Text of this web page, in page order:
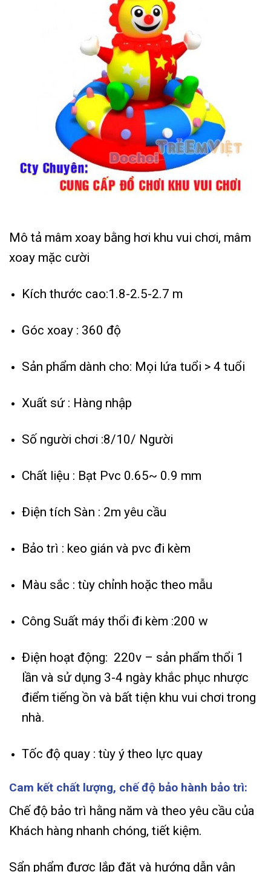
Mô tả mâm xoay bằng hơi khu vui chơi, mâm
xoay mặc cười
Kích thước cao:1.8-2.5-2.7 m
Góc xoay : 360 độ
Sản phẩm dành cho: Mọi lứa tuổi > 4 tuổi
Xuất sứ : Hàng nhập
Số người chơi :8/10/ Người
Chất liệu : Bạt Pvc 0.65~ 0.9 mm
Điện tích Sàn : 2m yêu cầu
Bảo trì : keo gián và pvc đi kèm
Màu sắc : tùy chỉnh hoặc theo mẫu
Công Suất máy thổi đi kèm :200 w
Điện hoạt động: 220v – sản phẩm thổi 1
lần và sử dụng 3-4 ngày khắc phục nhược
điểm tiếng ồn và bất tiện khu vui chơi trong
nhà.
Tốc độ quay : tùy ý theo lực quay
Cam kết chất lượng, chế độ bảo hành bảo trì:
Chế độ bảo trì hằng năm và theo yêu cầu của
Khách hàng nhanh chóng, tiết kiệm.
Sẩn phẩm được lắp đặt và hướng dẫn vận